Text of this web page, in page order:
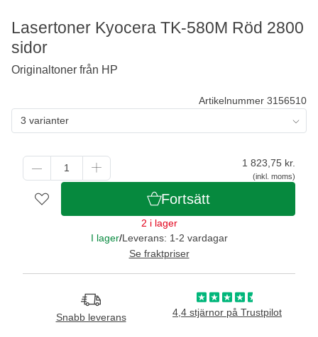
Artikelnummer 3156510
3 varianter
1 823,75 kr.
(inkl. moms)
Fortsätt
2 i lager
I lager/Leverans: 1-2 vardagar
Se fraktpriser
Snabb leverans 4,4 stjärnor på Trustpilot
Lasertoner Kyocera TK-580M Röd 2800
sidor
Originaltoner från HP